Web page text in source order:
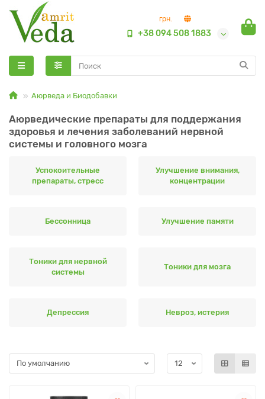
грн.
+38 094 508 1883
Аюрведа и Биодобавки
Аюрведические препараты для поддержания
здоровья и лечения заболеваний нервной
системы и головного мозга
Успокоительные
препараты, стресс
Улучшение внимания,
концентрации
Бессонница Улучшение памяти
Тоники для нервной
системы
Тоники для мозга
Депрессия Невроз, истерия